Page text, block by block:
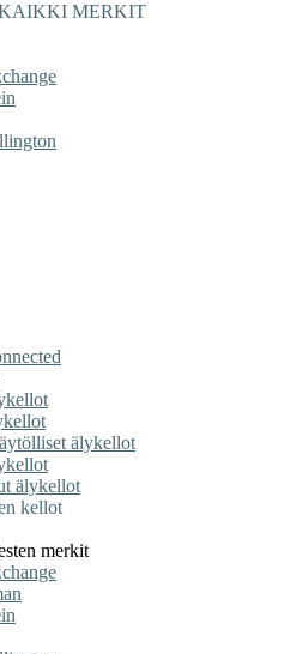
MERKIT
älykellot
älykellot
kellot
merkit